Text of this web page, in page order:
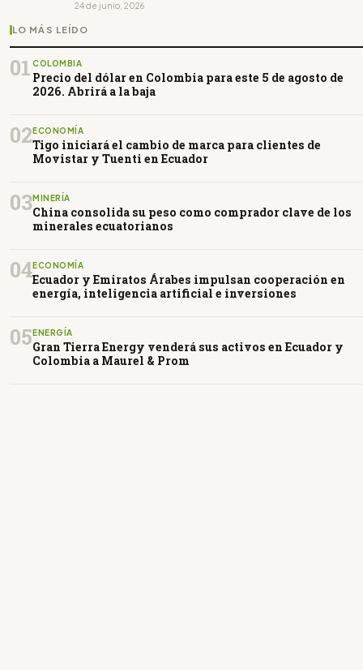
24 de junio, 2026
LO MÁS LEÍDO
01 COLOMBIA
Precio del dólar en Colombia para este 5 de agosto de
2026. Abrirá a la baja
02 ECONOMÍA
Tigo iniciará el cambio de marca para clientes de
Movistar y Tuenti en Ecuador
03MINERÍA
China consolida su peso como comprador clave de los
minerales ecuatorianos
04ECONOMÍA
Ecuador y Emiratos Árabes impulsan cooperación en
energía, inteligencia artificial e inversiones
05 ENERGÍA
Gran Tierra Energy venderá sus activos en Ecuador y
Colombia a Maurel & Prom